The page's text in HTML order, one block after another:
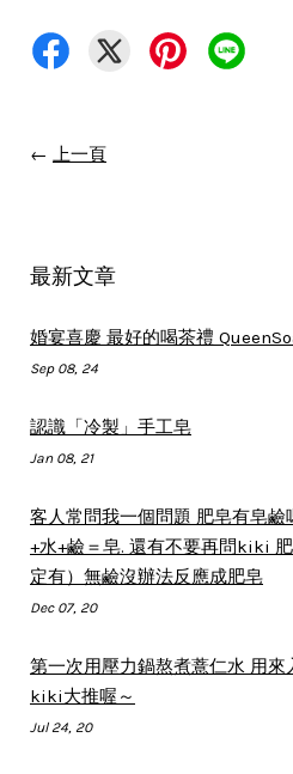
← 上一頁
最新文章
婚宴喜慶 最好的喝茶禮
Sep 08, 24
認識「冷製」手工皂
Jan 08, 21
客人常問我一個問題 肥皂有皂
+水+鹼＝皂. 還有不要再問kiki
定有）無鹼沒辦法反應成肥皂
Dec 07, 20
第一次用壓力鍋熬煮薏仁水 用來
kiki大推喔～
Jul 24, 20